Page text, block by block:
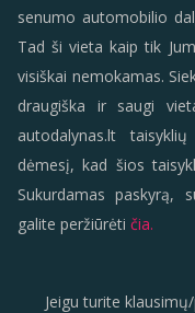
senumo automobilio
Tad ši vieta kaip tik
visiškai nemokamas.
draugiška ir saugi
autodalynas.lt
dėmesį, kad šios
Sukurdamas paskyrą,
galite peržiūrėti čia.
Jeigu turite